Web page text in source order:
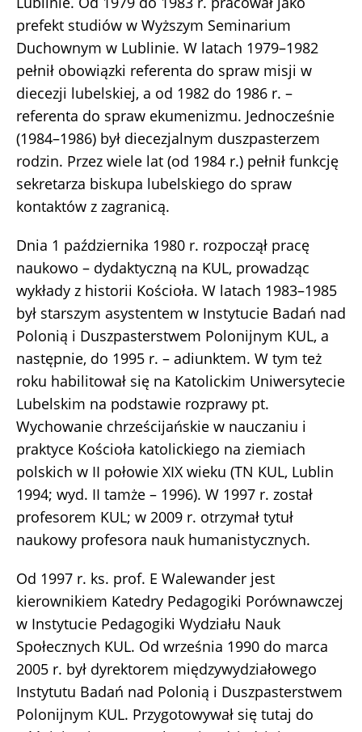
prefekt studiów w Wyższym Seminarium
Duchownym w Lublinie. W latach 1979–1982
pełnił obowiązki referenta do spraw misji w
diecezji lubelskiej, a od 1982 do 1986 r. –
referenta do spraw ekumenizmu. Jednocześnie
(1984–1986) był diecezjalnym duszpasterzem
rodzin. Przez wiele lat (od 1984 r.) pełnił funkcję
sekretarza biskupa lubelskiego do spraw
kontaktów z zagranicą.
Dnia 1 października 1980 r. rozpoczął pracę
naukowo – dydaktyczną na KUL, prowadząc
wykłady z historii Kościoła. W latach 1983–1985
był starszym asystentem w Instytucie Badań nad
Polonią i Duszpasterstwem Polonijnym KUL, a
następnie, do 1995 r. – adiunktem. W tym też
roku habilitował się na Katolickim Uniwersytecie
Lubelskim na podstawie rozprawy pt.
Wychowanie chrześcijańskie w nauczaniu i
praktyce Kościoła katolickiego na ziemiach
polskich w II połowie XIX wieku (TN KUL, Lublin
1994; wyd. II tamże – 1996). W 1997 r. został
profesorem KUL; w 2009 r. otrzymał tytuł
naukowy profesora nauk humanistycznych.
Od 1997 r. ks. prof. E Walewander jest
kierownikiem Katedry Pedagogiki Porównawczej
w Instytucie Pedagogiki Wydziału Nauk
Społecznych KUL. Od września 1990 do marca
2005 r. był dyrektorem międzywydziałowego
Instytutu Badań nad Polonią i Duszpasterstwem
Polonijnym KUL. Przygotowywał się tutaj do